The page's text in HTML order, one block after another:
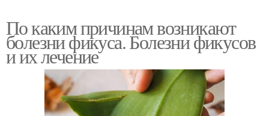
По каким причинам возникают
болезни фикуса. Болезни фикусов
и их лечение